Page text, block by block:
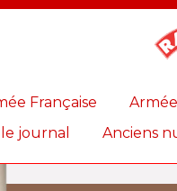
Française
journal
Anciens